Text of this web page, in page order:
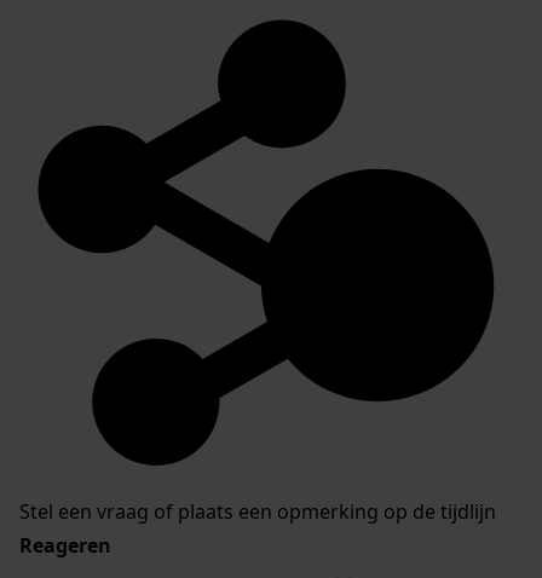
Stel een vraag of plaats een opmerking op de tijdlijn
Reageren